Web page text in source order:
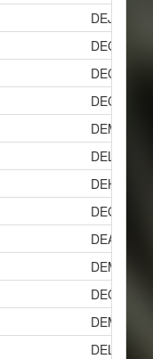
DEJe
DECb
DECa
DECe
DEMi
DELd
DEH
DEGb
DEAb
DEMc
DEGa
DEM
DELc